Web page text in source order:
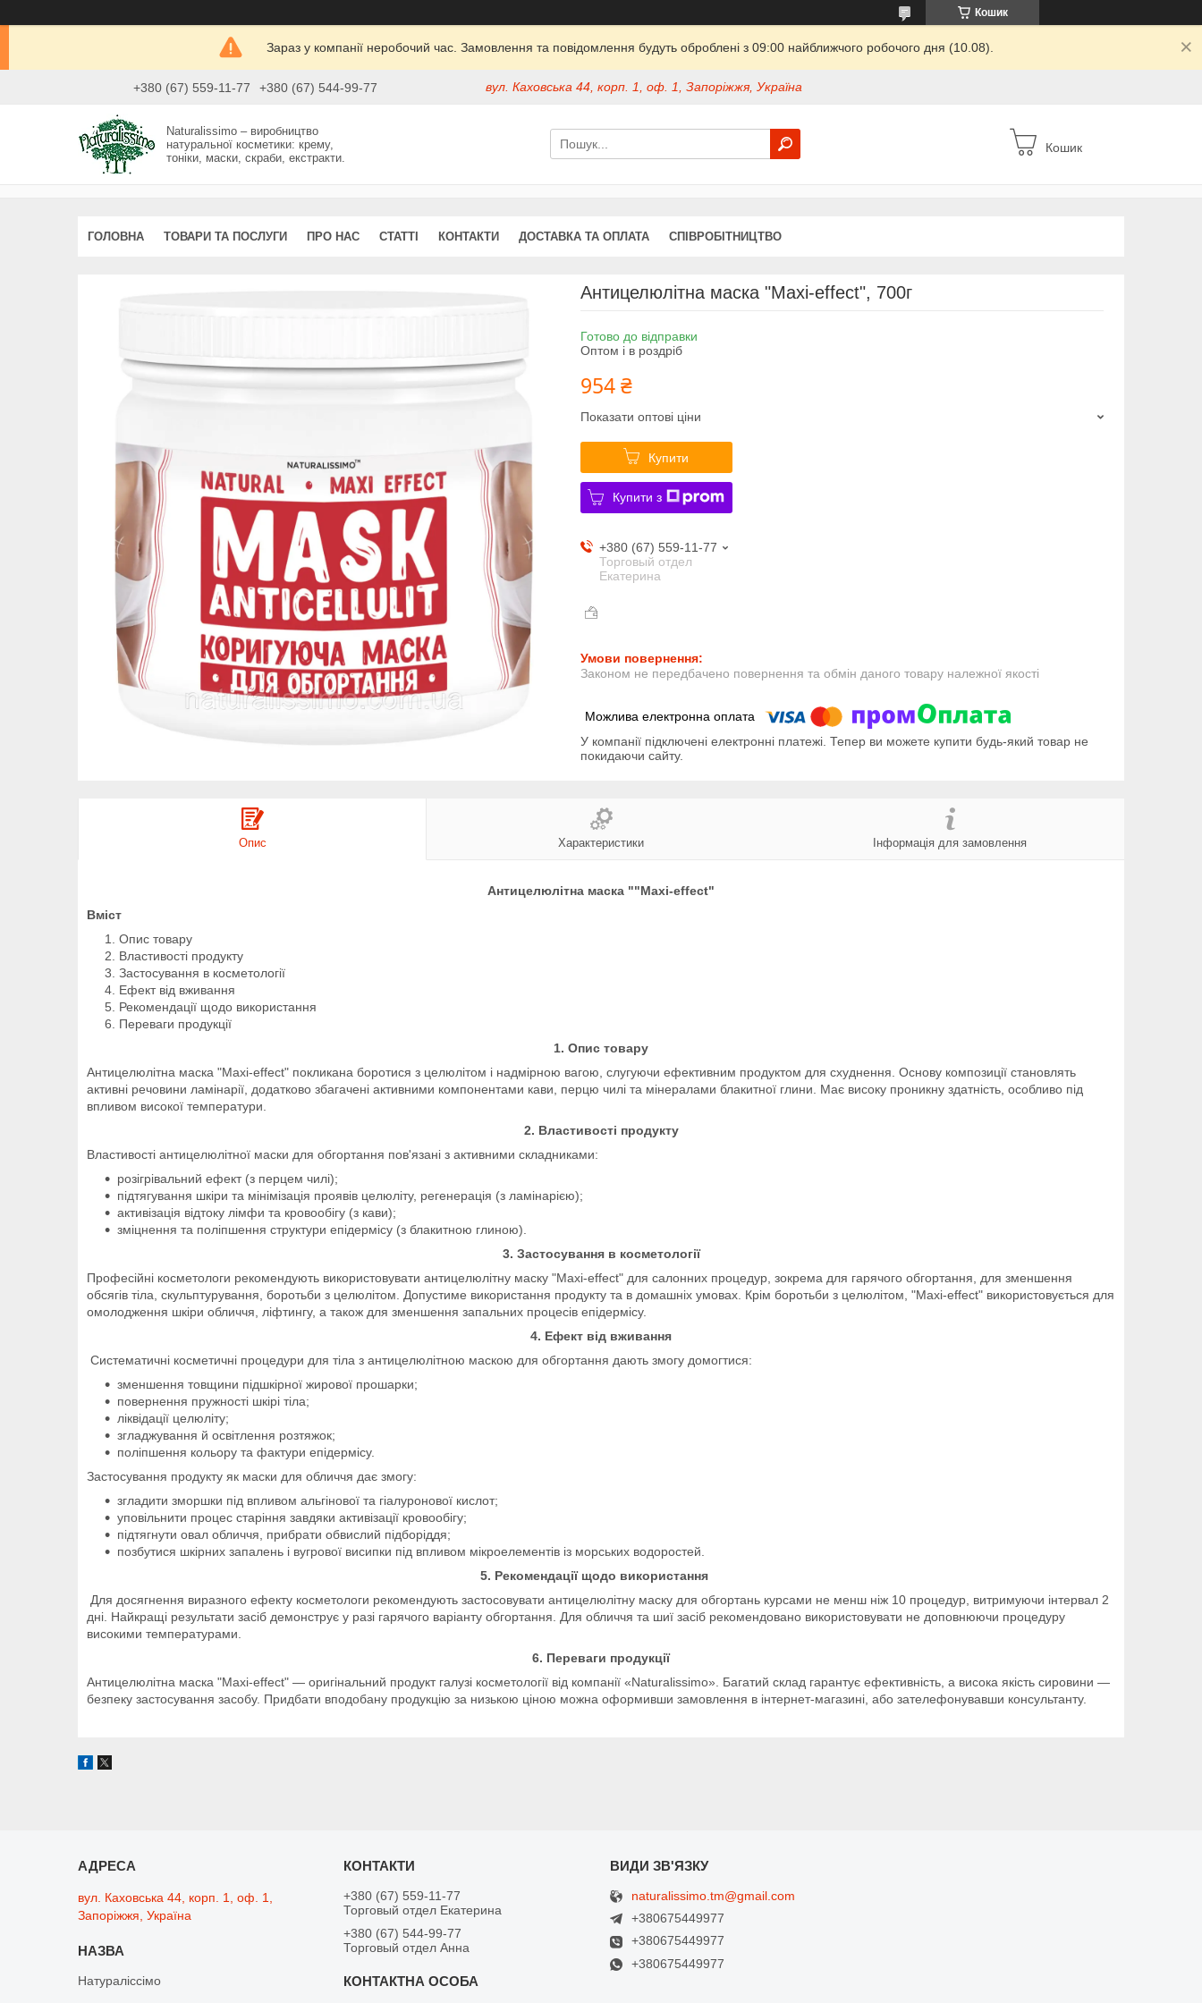
Кошик
Зараз у компанії неробочий час. Замовлення та повідомлення будуть оброблені з 09:00 найближчого робочого дня (10.08).
+380 (67) 559-11-77 +380 (67) 544-99-77 вул. Каховська 44, корп. 1, оф. 1, Запоріжжя, Україна
Naturalissimo – виробництво
натуральної косметики: крему,
тоніки, маски, скраби, екстракти.
Кошик
ГОЛОВНА ТОВАРИ ТА ПОСЛУГИ ПРО НАС СТАТТІ КОНТАКТИ ДОСТАВКА ТА ОПЛАТА СПІВРОБІТНИЦТВО
Антицелюлітна маска "Maxi-effect", 700г
Готово до відправки
Оптом і в роздріб
954 ₴
Показати оптові ціни
Купити
Купити з
+380 (67) 559-11-77
Торговый отдел
Екатерина
Законом не передбачено повернення та обмін даного товару належної якості
У компанії підключені електронні платежі. Тепер ви можете купити будь-який товар не
покидаючи сайту.
Опис Характеристики Інформація для замовлення
Антицелюлітна маска ""Maxi-effect"
Вміст
Опис товару
Властивості продукту
Застосування в косметології
Ефект від вживання
Рекомендації щодо використання
Переваги продукції
1. Опис товару
Антицелюлітна маска "Maxi-effect" покликана боротися з целюлітом і надмірною вагою, слугуючи ефективним продуктом для схуднення. Основу композиції становлять
активні речовини ламінарії, додатково збагачені активними компонентами кави, перцю чилі та мінералами блакитної глини. Має високу проникну здатність, особливо під
впливом високої температури.
2. Властивості продукту
Властивості антицелюлітної маски для обгортання пов'язані з активними складниками:
розігрівальний ефект (з перцем чилі);
підтягування шкіри та мінімізація проявів целюліту, регенерація (з ламінарією);
активізація відтоку лімфи та кровообігу (з кави);
зміцнення та поліпшення структури епідермісу (з блакитною глиною).
3. Застосування в косметології
Професійні косметологи рекомендують використовувати антицелюлітну маску "Maxi-effect" для салонних процедур, зокрема для гарячого обгортання, для зменшення
обсягів тіла, скульптурування, боротьби з целюлітом. Допустиме використання продукту та в домашніх умовах. Крім боротьби з целюлітом, "Maxi-effect" використовується для
омолодження шкіри обличчя, ліфтингу, а також для зменшення запальних процесів епідермісу.
4. Ефект від вживання
Систематичні косметичні процедури для тіла з антицелюлітною маскою для обгортання дають змогу домогтися:
зменшення товщини підшкірної жирової прошарки;
повернення пружності шкірі тіла;
ліквідації целюліту;
згладжування й освітлення розтяжок;
поліпшення кольору та фактури епідермісу.
Застосування продукту як маски для обличчя дає змогу:
згладити зморшки під впливом альгінової та гіалуронової кислот;
уповільнити процес старіння завдяки активізації кровообігу;
підтягнути овал обличчя, прибрати обвислий підборіддя;
позбутися шкірних запалень і вугрової висипки під впливом мікроелементів із морських водоростей.
5. Рекомендації щодо використання
Для досягнення виразного ефекту косметологи рекомендують застосовувати антицелюлітну маску для обгортань курсами не менш ніж 10 процедур, витримуючи інтервал 2
дні. Найкращі результати засіб демонструє у разі гарячого варіанту обгортання. Для обличчя та шиї засіб рекомендовано використовувати не доповнюючи процедуру
високими температурами.
6. Переваги продукції
Антицелюлітна маска "Maxi-effect" — оригінальний продукт галузі косметології від компанії «Naturalissimo». Багатий склад гарантує ефективність, а висока якість сировини —
безпеку застосування засобу. Придбати вподобану продукцію за низькою ціною можна оформивши замовлення в інтернет-магазині, або зателефонувавши консультанту.
вул. Каховська 44, корп. 1, оф. 1,
Запоріжжя, Україна
Натураліссімо
+380 (67) 559-11-77
Торговый отдел Екатерина
+380 (67) 544-99-77
Торговый отдел Анна
naturalissimo.tm@gmail.com
+380675449977
+380675449977
+380675449977